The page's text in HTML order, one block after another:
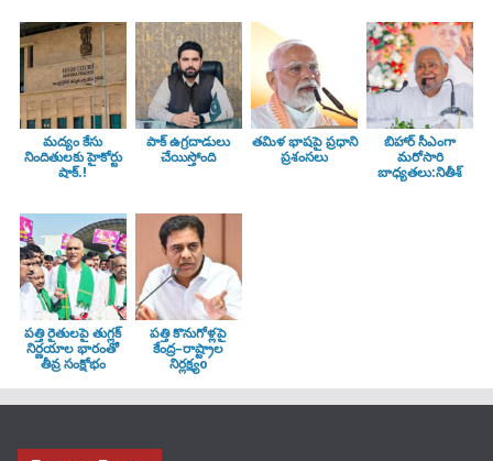
మద్యం కేసు
నిందితులకు హైకోర్టు
షాక్.!
పాక్ ఉగ్రదాడులు
చేయిస్తోంది
తమిళ భాషపై ప్రధాని
ప్రశంసలు
బిహార్ సీఎంగా
మరోసారి
బాధ్యతలు:నితీశ్
పత్తి రైతులపై తుగ్లక్‌
నిర్ణయాల భారంతో
తీవ్ర సంక్షోభం
పత్తి కొనుగోళ్లపై
కేంద్ర–రాష్ట్రాల
నిర్లక్ష్యo